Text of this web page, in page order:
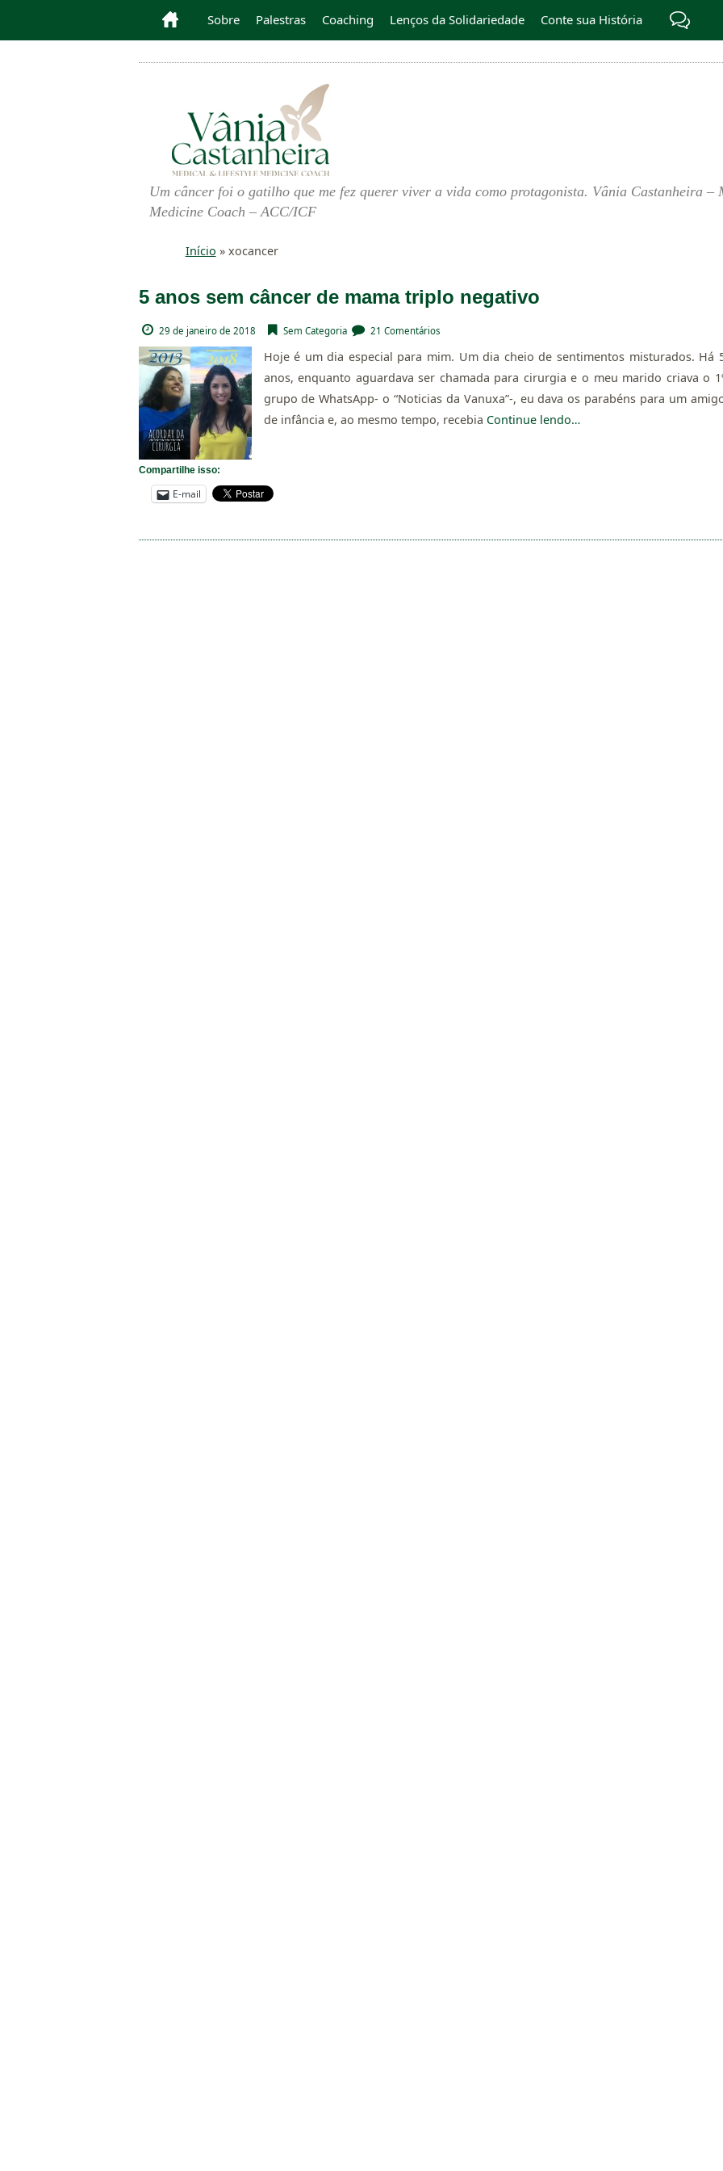
Sobre Palestras Coaching Lenços da Solidariedade Conte sua História
Um câncer foi o gatilho que me fez querer viver a vida como protagonista. Vânia Castanheira
Medicine Coach – ACC/ICF
Início » xocancer
5 anos sem câncer de mama triplo negativo
29 de janeiro de 2018 Sem Categoria 21 Comentários
Hoje é um dia especial para mim. Um dia cheio de sentimentos misturados. Há
anos, enquanto aguardava ser chamada para cirurgia e o meu marido criava o
grupo de WhatsApp- o “Noticias da Vanuxa”-, eu dava os parabéns para um
de infância e, ao mesmo tempo, recebia Continue lendo…
Compartilhe isso:
E-mail